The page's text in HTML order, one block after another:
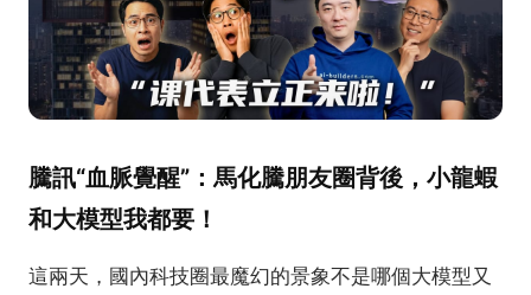
騰訊“血脈覺醒”：馬化騰朋友圈背後，小龍蝦
和大模型我都要！
這兩天，國內科技圈最魔幻的景象不是哪個大模型又